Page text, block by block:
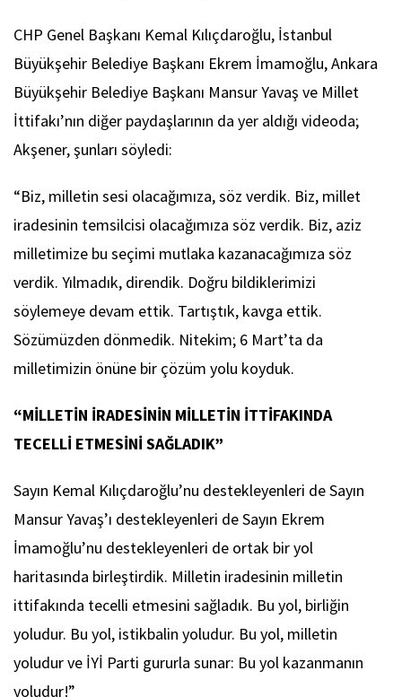
CHP Genel Başkanı Kemal Kılıçdaroğlu, İstanbul
Büyükşehir Belediye Başkanı Ekrem İmamoğlu, Ankara
Büyükşehir Belediye Başkanı Mansur Yavaş ve Millet
İttifakı’nın diğer paydaşlarının da yer aldığı videoda;
Akşener, şunları söyledi:
“Biz, milletin sesi olacağımıza, söz verdik. Biz, millet
iradesinin temsilcisi olacağımıza söz verdik. Biz, aziz
milletimize bu seçimi mutlaka kazanacağımıza söz
verdik. Yılmadık, direndik. Doğru bildiklerimizi
söylemeye devam ettik. Tartıştık, kavga ettik.
Sözümüzden dönmedik. Nitekim; 6 Mart’ta da
milletimizin önüne bir çözüm yolu koyduk.
“MİLLETİN İRADESİNİN MİLLETİN İTTİFAKINDA
TECELLİ ETMESİNİ SAĞLADIK”
Sayın Kemal Kılıçdaroğlu’nu destekleyenleri de Sayın
Mansur Yavaş’ı destekleyenleri de Sayın Ekrem
İmamoğlu’nu destekleyenleri de ortak bir yol
haritasında birleştirdik. Milletin iradesinin milletin
ittifakında tecelli etmesini sağladık. Bu yol, birliğin
yoludur. Bu yol, istikbalin yoludur. Bu yol, milletin
yoludur ve İYİ Parti gururla sunar: Bu yol kazanmanın
yoludur!”